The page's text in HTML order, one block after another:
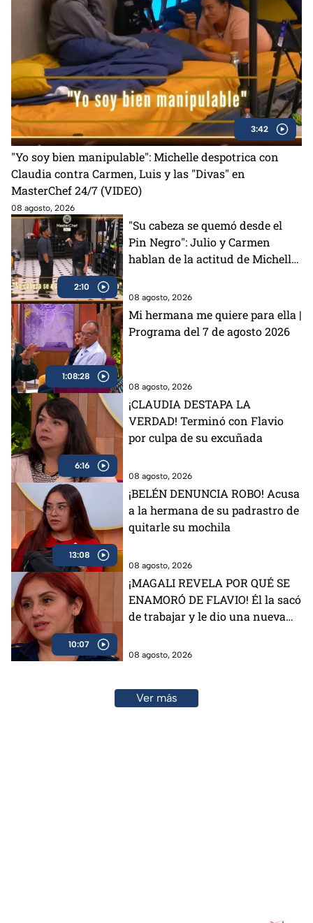
3:42
"Yo soy bien manipulable": Michelle despotrica con
Claudia contra Carmen, Luis y las "Divas" en
MasterChef 24/7 (VIDEO)
08 agosto, 2026
2:10
"Su cabeza se quemó desde el
Pin Negro": Julio y Carmen
hablan de la actitud de Michelle
08 agosto, 2026
1:08:28
Mi hermana me quiere para ella |
Programa del 7 de agosto 2026
08 agosto, 2026
6:16
¡CLAUDIA DESTAPA LA
VERDAD! Terminó con Flavio
por culpa de su excuñada
08 agosto, 2026
13:08
¡BELÉN DENUNCIA ROBO! Acusa
a la hermana de su padrastro de
quitarle su mochila
08 agosto, 2026
10:07
¡MAGALI REVELA POR QUÉ SE
ENAMORÓ DE FLAVIO! Él la sacó
de trabajar y le dio una nueva
08 agosto, 2026
Ver más